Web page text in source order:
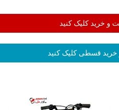
خرید کلیک کنید
قسطی کلیک کنید